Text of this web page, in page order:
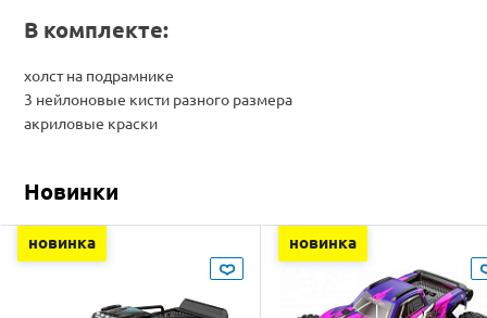
В комплекте:
холст на подрамнике
3 нейлоновые кисти разного размера
акриловые краски
Новинки
новинка новинка